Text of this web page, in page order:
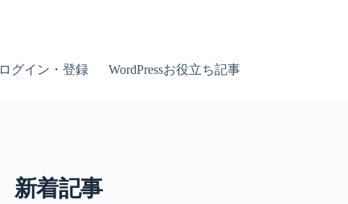
ログイン・登録 WordPressお役立ち記事
新着記事